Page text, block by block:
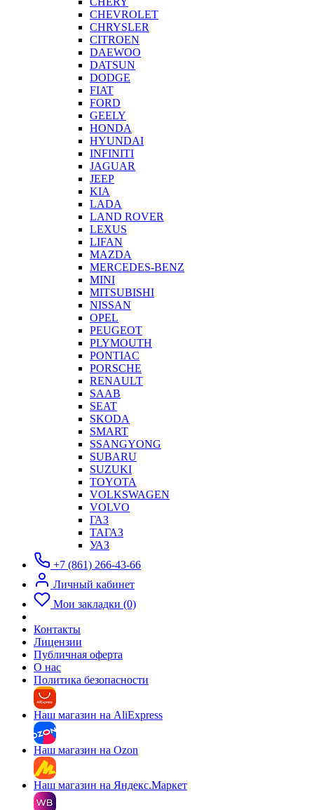
CHEVROLET
CHRYSLER
CITROEN
DAEWOO
DATSUN
DODGE
FIAT
FORD
GEELY
HONDA
HYUNDAI
INFINITI
JAGUAR
JEEP
KIA
LADA
LAND ROVER
LEXUS
LIFAN
MAZDA
MERCEDES-BENZ
MINI
MITSUBISHI
NISSAN
OPEL
PEUGEOT
PLYMOUTH
PONTIAC
PORSCHE
RENAULT
SAAB
SEAT
SKODA
SMART
SSANGYONG
SUBARU
SUZUKI
TOYOTA
VOLKSWAGEN
VOLVO
ГАЗ
ТАГАЗ
УАЗ
+7 (861) 266-43-66
Личный кабинет
Мои закладки (0)
Контакты
Лицензии
Публичная оферта
О нас
Политика безопасности
Наш магазин на AliExpress
Наш магазин на Ozon
Наш магазин на Яндекс.Маркет